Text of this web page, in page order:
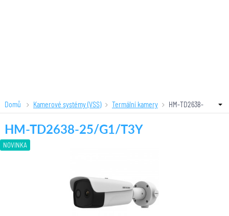
Domů Kamerové systémy (VSS) Termální kamery HM-TD2638-
NOVINKA
HM-TD2638-25/G1/T3Y